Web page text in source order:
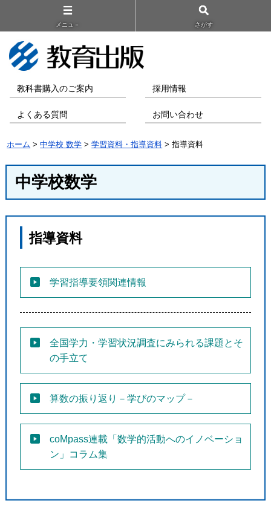
メニュ－ さがす
教科書購入のご案内 採用情報
よくある質問 お問い合わせ
ホーム >中学校 数学 >学習資料・指導資料 > 指導資料
中学校数学
指導資料
学習指導要領関連情報
全国学力・学習状況調査にみられる課題とそ
の手立て
算数の振り返り－学びのマップ－
coMpass連載「数学的活動へのイノベーショ
ン」コラム集